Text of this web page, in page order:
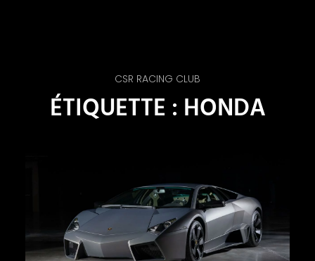
CSR RACING CLUB
ÉTIQUETTE : HONDA